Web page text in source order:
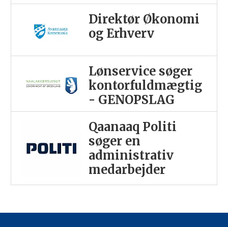
Direktør Økonomi
og Erhverv
Lønservice søger
kontorfuldmægtig
- GENOPSLAG
Qaanaaq Politi
søger en
administrativ
medarbejder